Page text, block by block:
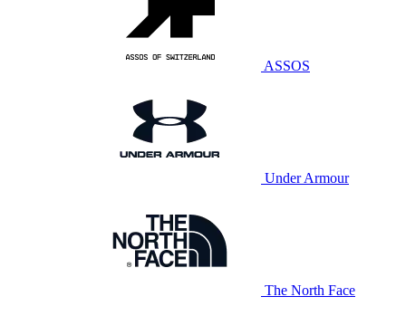
ASSOS
Under Armour
The North Face